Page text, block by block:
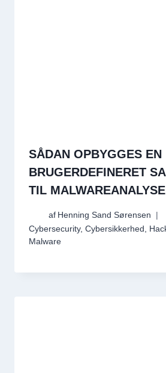
SÅDAN OPBYGGES EN
BRUGERDEFINERET
TIL MALWAREANALYSE
af Henning Sand Sørensen
Cybersecurity, Cybersikkerhed
Malware